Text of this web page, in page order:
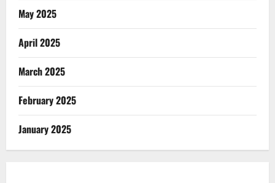
May 2025
April 2025
March 2025
February 2025
January 2025